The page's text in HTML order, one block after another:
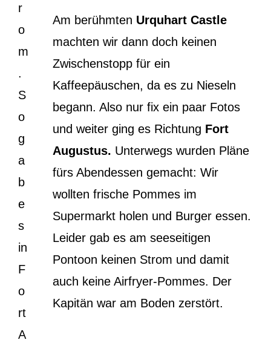
r
o
m
.
S
o
g
a
b
e
s
in
F
o
rt
A
Am berühmten Urquhart Castle
machten wir dann doch keinen
Zwischenstopp für ein
Kaffeepäuschen, da es zu Nieseln
begann. Also nur fix ein paar Fotos
und weiter ging es Richtung Fort
Augustus. Unterwegs wurden Pläne
fürs Abendessen gemacht: Wir
wollten frische Pommes im
Supermarkt holen und Burger essen.
Leider gab es am seeseitigen
Pontoon keinen Strom und damit
auch keine Airfryer-Pommes. Der
Kapitän war am Boden zerstört.